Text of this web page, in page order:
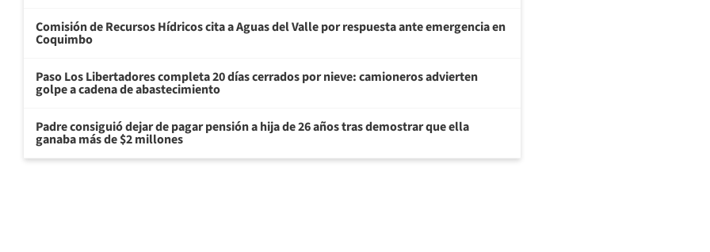
Comisión de Recursos Hídricos cita a Aguas del Valle por respuesta ante emergencia en
Coquimbo
Paso Los Libertadores completa 20 días cerrados por nieve: camioneros advierten
golpe a cadena de abastecimiento
Padre consiguió dejar de pagar pensión a hija de 26 años tras demostrar que ella
ganaba más de $2 millones